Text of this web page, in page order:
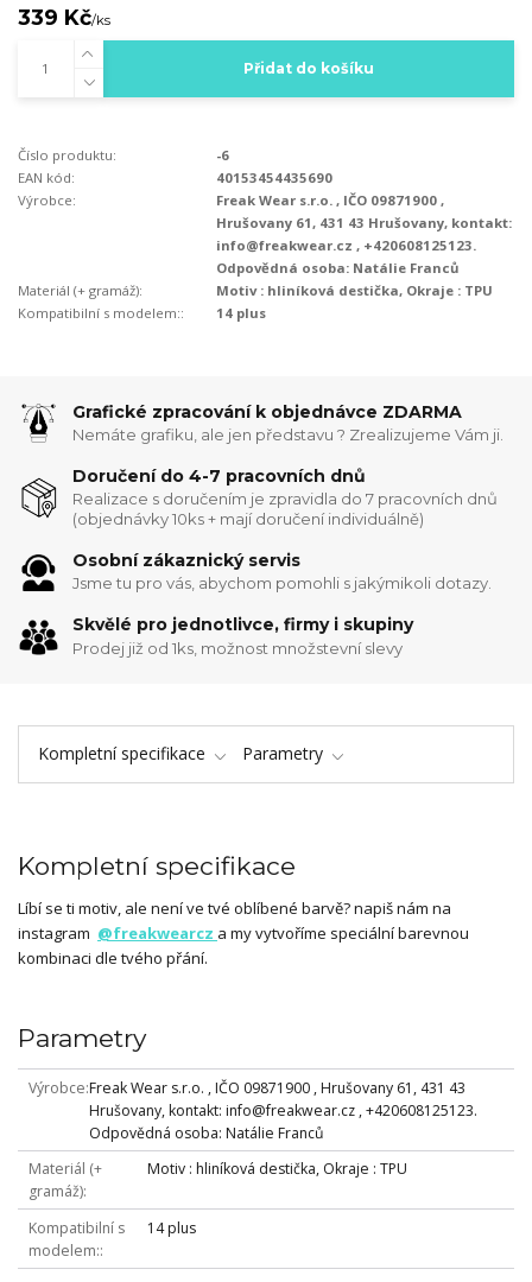
339 Kč/ks
Přidat do košíku
Číslo produktu:
-6
EAN kód:
40153454435690
Výrobce:
Freak Wear s.r.o. , IČO 09871900 ,
Hrušovany 61, 431 43 Hrušovany, kontakt:
info@freakwear.cz , +420608125123.
Odpovědná osoba: Natálie Franců
Materiál (+ gramáž):
Motiv : hliníková destička, Okraje : TPU
Kompatibilní s modelem::
14 plus
Grafické zpracování k objednávce ZDARMA
Nemáte grafiku, ale jen představu ? Zrealizujeme Vám ji.
Doručení do 4-7 pracovních dnů
Realizace s doručením je zpravidla do 7 pracovních dnů
(objednávky 10ks + mají doručení individuálně)
Osobní zákaznický servis
Jsme tu pro vás, abychom pomohli s jakýmikoli dotazy.
Skvělé pro jednotlivce, firmy i skupiny
Prodej již od 1ks, možnost množstevní slevy
Kompletní specifikace Parametry
Kompletní specifikace
Líbí se ti motiv, ale není ve tvé oblíbené barvě? napiš nám na
instagram @freakwearcz a my vytvoříme speciální barevnou
kombinaci dle tvého přání.
Parametry
Výrobce Freak Wear s.r.o. , IČO 09871900 , Hrušovany 61, 431 43
Hrušovany, kontakt: info@freakwear.cz , +420608125123.
Odpovědná osoba: Natálie Franců
Materiál (+
gramáž)
Motiv : hliníková destička, Okraje : TPU
Kompatibilní s
modelem:
14 plus